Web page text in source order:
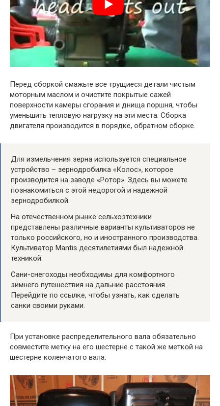
Перед сборкой смажьте все трущиеся детали чистым
моторным маслом и очистите покрытые сажей
поверхности камеры сгорания и днища поршня, чтобы
уменьшить тепловую нагрузку на эти места. Сборка
двигателя производится в порядке, обратном сборке.
Для измельчения зерна используется специальное
устройство – зернодробилка «Колос», которое
производится на заводе «Ротор». Здесь вы можете
познакомиться с этой недорогой и надежной
зернодробилкой.
На отечественном рынке сельхозтехники
представлены различные варианты культиваторов не
только российского, но и иностранного производства.
Культиватор Mantis десятилетиями был надежной
техникой.
Сани-снегоходы необходимы для комфортного
зимнего путешествия на дальние расстояния.
Перейдите по ссылке, чтобы узнать, как сделать
санки своими руками.
При установке распределительного вала обязательно
совместите метку на его шестерне с такой же меткой на
шестерне коленчатого вала.